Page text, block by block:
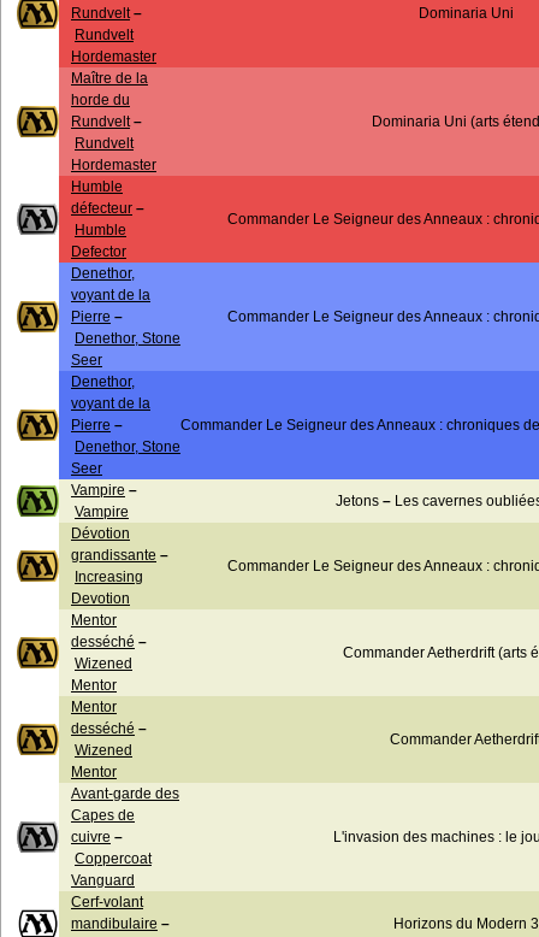
Rundvelt–
Rundvelt
Hordemaster
Dominaria Uni
Maître de la
horde du
Rundvelt–
Rundvelt
Hordemaster
Dominaria Uni (arts
Humble
défecteur –
Humble
Defector
Commander Le Seigneur des Anneaux :
Denethor,
voyant de la
Pierre –
Denethor, Stone
Seer
Commander Le Seigneur des Anneaux :
Denethor,
voyant de la
Pierre –
Denethor, Stone
Seer
Commander Le Seigneur des Anneaux : chroniques
Vampire –
Vampire
Jetons– Les cavernes
Dévotion
grandissante –
Increasing
Devotion
Commander Le Seigneur des Anneaux :
Mentor
desséché –
Wizened
Mentor
Commander Aetherdrift (arts
Mentor
desséché –
Wizened
Mentor
Commander
Avant-garde des
Capes de
cuivre –
Coppercoat
Vanguard
L'invasion des machines : le
Cerf-volant
mandibulaire –
Horizons du Modern 3